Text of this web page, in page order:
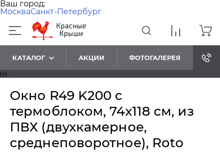
Ваш город:
МоскваСанкт-Петербург
КАТАЛОГ АКЦИИ ФОТОГАЛЕРЕЯ
Окно R49 K200 с
термоблоком, 74х118 см, из
ПВХ (двухкамерное,
среднеповоротное), Roto